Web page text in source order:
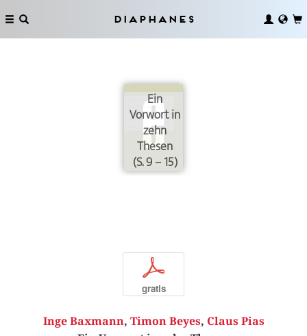
Diaphanes
Ein
Vorwort in
zehn
Thesen
(S. 9 – 15)
p
gratis
Inge Baxmann, Timon Beyes, Claus Pias